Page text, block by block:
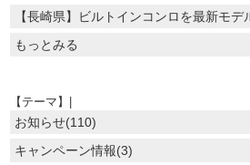
【長崎県】ビルトインコンロを最新モデ
もっとみる
【テーマ】|
お知らせ(110)
キャンペーン情報(3)